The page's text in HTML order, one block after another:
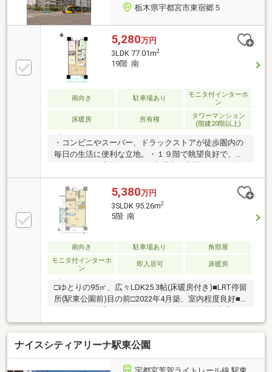
栃木県宇都宮市東宿郷５
5,280万円
3LDK 77.01m2
19階 南
南向き 駐車場あり
モニタ付インターホ
ン
床暖房 所有権
タワーマンション
(階建20階以上)
・コンビニやスーパー、ドラックストアが徒歩圏内の
毎日の生活に便利な立地。・１９階で眺望良好で、明
きの充実設備・ウォークインクローゼットもあり、荷
物の多い方も安心・今泉小学校まで徒歩約１１分と安
心の通学距離・駅東公園まで徒歩約３分と近く、お散
歩コースにオススメ【ご内覧予約受付中】 ご内覧を
ご希望の方はご希望の日時をお気軽にお申し付けくだ
さい （※こちらの物件は居住中物件となっておりま
す。事前予約をお願いいたします）
5,380万円
3SLDK 95.26m2
5階 南
南向き 駐車場あり
角部屋
モニタ付インターホ
ン
即入居可 床暖房
□ゆとりの95㎡、広々LDK25.3帖(床暖房付き)■LRT停留
所(駅東公園前)目の前□2022年4月築、室内程度良好■
ため、即入居可能。内覧も随時受付中です。
ナイスシティアリーナ駅東公園